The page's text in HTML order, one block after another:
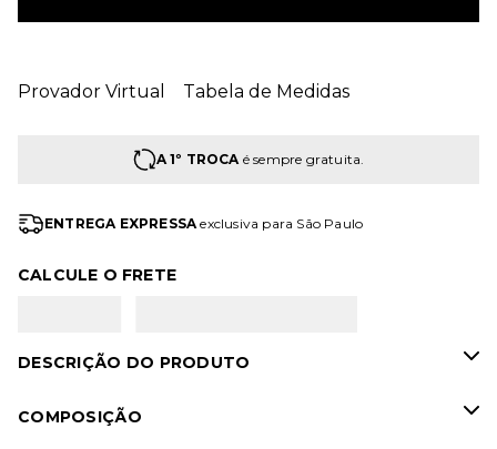
Provador Virtual Tabela de Medidas
A 1º TROCAé sempre gratuita.
ENTREGA EXPRESSAexclusiva para São Paulo
CALCULE O FRETE
DESCRIÇÃO DO PRODUTO
COMPOSIÇÃO